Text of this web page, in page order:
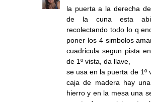
la puerta a la derecha
de la cuna esta
recolectando todo lo q
poner los 4 simbolos
cuadricula segun pista
de 1º vista, da llave,
se usa en la puerta de 1º
caja de madera hay
hierro y en la mesa una